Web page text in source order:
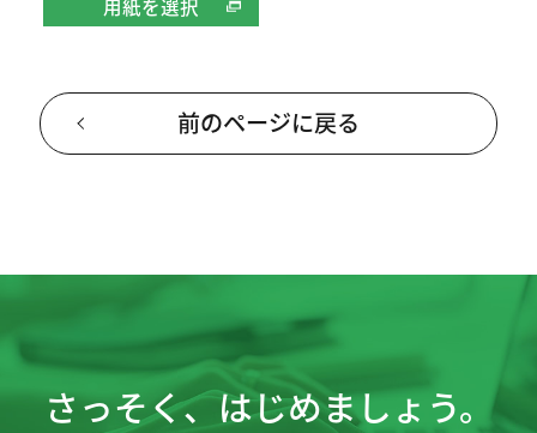
用紙を選択
前のページに戻る
さっそく、はじめましょう。